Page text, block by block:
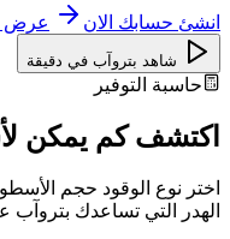
انشئ حسابك الان عرض
شاهد بتروآب في دقيقة
حاسبة التوفير
اكتشف كم يمكن
اختر نوع الوقود حجم
الهدر التي تساعدك بتروآب